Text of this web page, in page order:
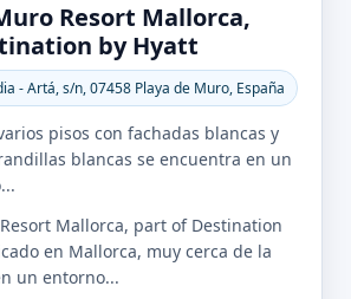
Resort Mallorca,
by Hyatt
- Artá, s/n, 07458 Playa de Muro, España
pisos con fachadas blancas y
blancas se encuentra en un
Mallorca, part of Destination
en Mallorca, muy cerca de la
un entorno...